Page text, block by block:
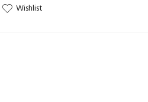
Wishlist